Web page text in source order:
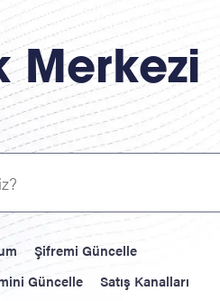
Merkezi
Şifremi Güncelle
Güncelle
Satış Kanalları